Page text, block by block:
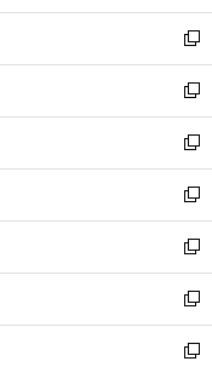
開
く
ウ
で
開
く
ン
ド
ウ
で
開
く
ウ
ィ
ン
ド
ウ
で
開
く
新
し
い
ウ
ィ
ン
ド
ウ
で
開
く
新
し
い
ウ
ィ
ン
ド
ウ
で
開
く
新
し
い
ウ
ィ
ン
ド
ウ
で
新
し
い
ウ
ィ
ン
ド
新
し
い
ウ
ィ
新
し
い
新